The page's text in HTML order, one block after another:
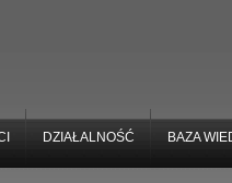
DZIAŁALNOŚĆ BAZA